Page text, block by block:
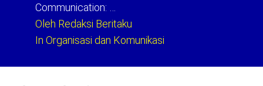
Communication: …
Oleh Redaksi Beritaku
In Organisasi dan Komunikasi